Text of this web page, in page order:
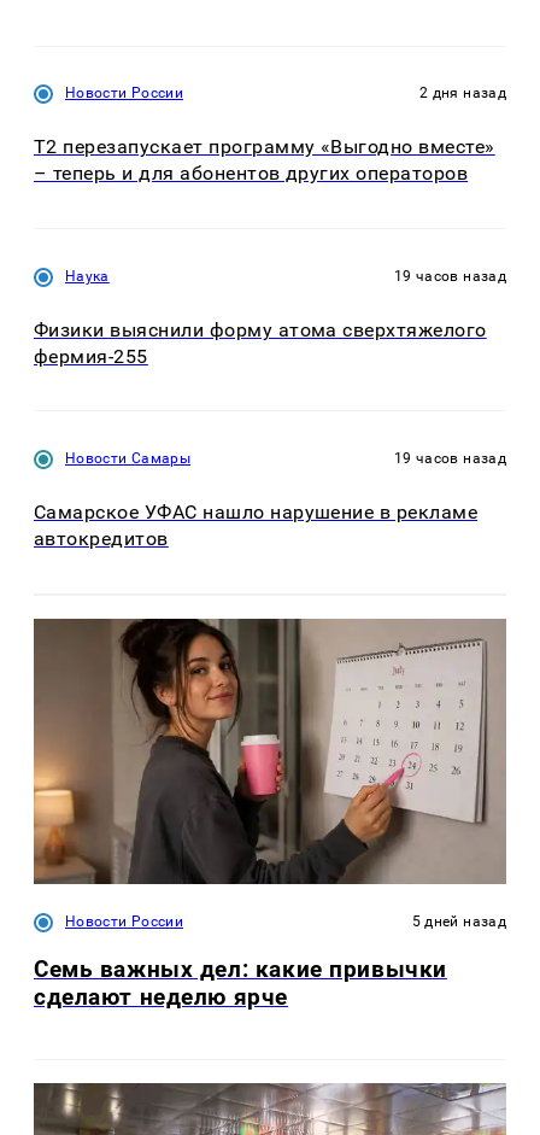
Новости России 2 дня назад
Т2 перезапускает программу «Выгодно вместе»
– теперь и для абонентов других операторов
Наука 19 часов назад
Физики выяснили форму атома сверхтяжелого
фермия-255
Новости Самары 19 часов назад
Самарское УФАС нашло нарушение в рекламе
автокредитов
Новости России 5 дней назад
Семь важных дел: какие привычки
сделают неделю ярче